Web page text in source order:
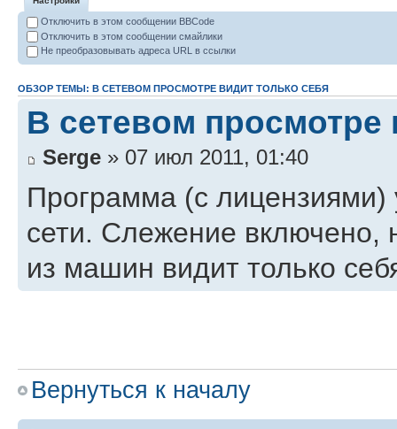
Отключить в этом сообщении BBCode
Отключить в этом сообщении смайлики
Не преобразовывать адреса URL в ссылки
ОБЗОР ТЕМЫ: В СЕТЕВОМ ПРОСМОТРЕ ВИДИТ ТОЛЬКО СЕБЯ
В сетевом просмотре
Serge » 07 июл 2011, 01:40
Программа (с лицензиями)
сети. Слежение включено,
из машин видит только
Вернуться к началу